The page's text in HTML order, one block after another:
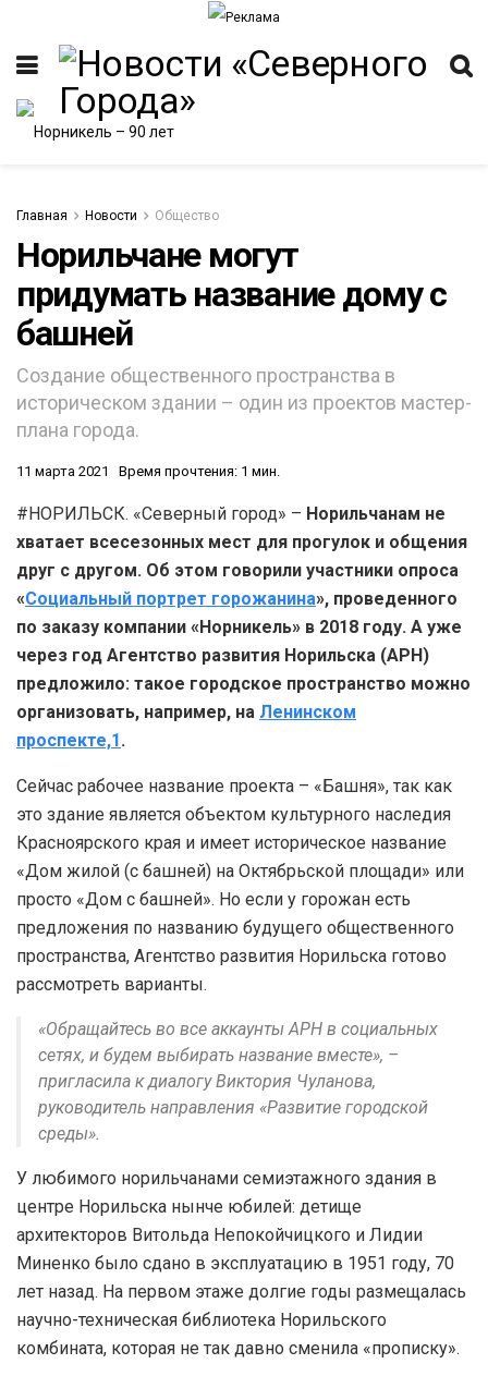
Главная Новости Общество
Норильчане могут
придумать название дому с
башней
Создание общественного пространства в
историческом здании – один из проектов мастер-
плана города.
11 марта 2021 Время прочтения: 1 мин.
#НОРИЛЬСК. «Северный город» – Норильчанам не
хватает всесезонных мест для прогулок и общения
друг с другом. Об этом говорили участники опроса
«Социальный портрет горожанина», проведенного
по заказу компании «Норникель» в 2018 году. А уже
через год Агентство развития Норильска (АРН)
предложило: такое городское пространство можно
организовать, например, на Ленинском
проспекте,1.
Сейчас рабочее название проекта – «Башня», так как
это здание является объектом культурного наследия
Красноярского края и имеет историческое название
«Дом жилой (с башней) на Октябрьской площади» или
просто «Дом с башней». Но если у горожан есть
предложения по названию будущего общественного
пространства, Агентство развития Норильска готово
рассмотреть варианты.
«Обращайтесь во все аккаунты АРН в социальных
сетях, и будем выбирать название вместе», –
пригласила к диалогу Виктория Чуланова,
руководитель направления «Развитие городской
среды».
У любимого норильчанами семиэтажного здания в
центре Норильска нынче юбилей: детище
архитекторов Витольда Непокойчицкого и Лидии
Миненко было сдано в эксплуатацию в 1951 году, 70
лет назад. На первом этаже долгие годы размещалась
научно-техническая библиотека Норильского
комбината, которая не так давно сменила «прописку».